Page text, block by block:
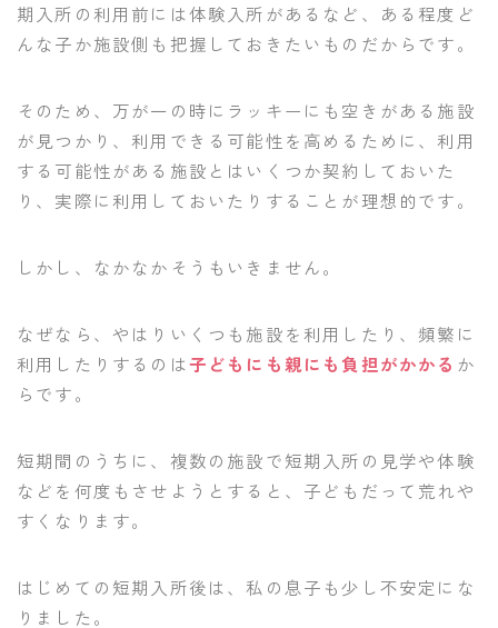
期入所の利用前には体験入所があるなど、ある程度ど
んな子か施設側も把握しておきたいものだからです。
そのため、万が一の時にラッキーにも空きがある施設
が見つかり、利用できる可能性を高めるために、利用
する可能性がある施設とはいくつか契約しておいた
り、実際に利用しておいたりすることが理想的です。
しかし、なかなかそうもいきません。
なぜなら、やはりいくつも施設を利用したり、頻繁に
利用したりするのは子どもにも親にも負担がかかる か
らです。
短期間のうちに、複数の施設で短期入所の見学や体験
などを何度もさせようとすると、子どもだって荒れや
すくなります。
はじめての短期入所後は、私の息子も少し不安定にな
りました。